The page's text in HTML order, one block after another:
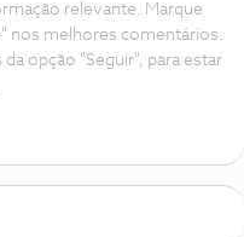
relevante. Marque
nos melhores comentários.
opção "Seguir", para estar